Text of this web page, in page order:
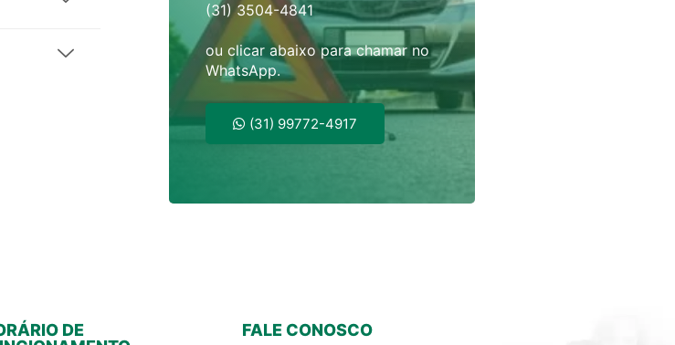
(31) 3504-4841
ou clicar abaixo para chamar no
WhatsApp.
(31) 99772-4917
DE
FALE CONOSCO